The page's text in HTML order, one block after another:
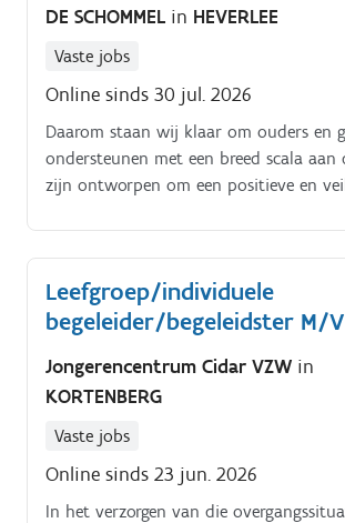
DE SCHOMMEL in HEVERLEE
Vaste jobs
Online sinds 30 jul. 2026
Daarom staan wij klaar om ouders en
ondersteunen met een breed scala aan
zijn ontworpen om een positieve en
gezinnen met jonge kinderen in de
Brabant Wij zijn op zoek naar een
mobiele team in regio Leuven te
betrokken.
Leefgroep/individuele
begeleider/begeleidster M/
Jongerencentrum Cidar VZW in
KORTENBERG
Vaste jobs
Online sinds 23 jun. 2026
In het verzorgen van die